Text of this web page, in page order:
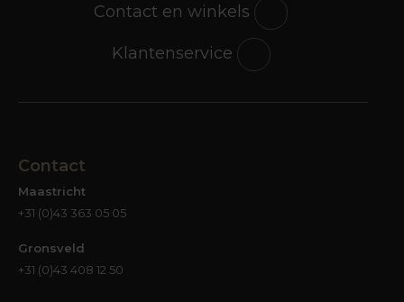
Contact en winkels
Klantenservice
Contact
Maastricht
+31 (0)43 363 05 05
Gronsveld
+31 (0)43 408 12 50